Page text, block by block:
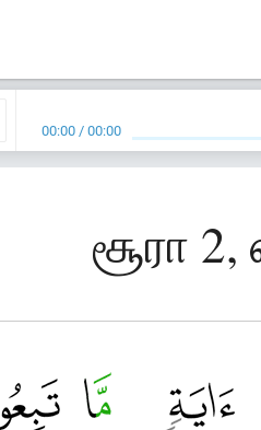
00:00 /00:00
சூரா 2,